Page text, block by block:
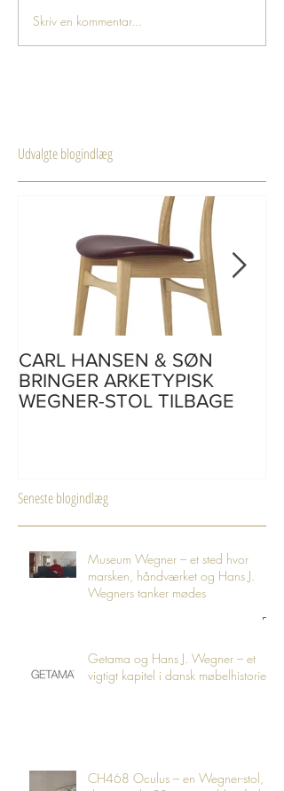
Skriv en kommentar...
Udvalgte blogindlæg
CARL HANSEN & SØN
BRINGER ARKETYPISK
WEGNER-STOL TILBAGE
Seneste blogindlæg
Museum Wegner – et sted hvor
marsken, håndværket og Hans J.
Wegners tanker mødes
Getama og Hans J. Wegner – et
vigtigt kapitel i dansk møbelhistorie
CH468 Oculus – en Wegner-stol,